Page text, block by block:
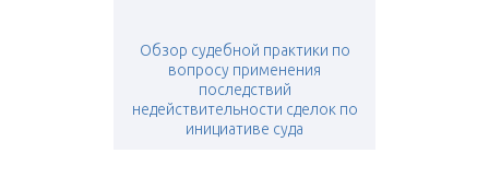
Обзор судебной практики по
вопросу применения
последствий
недействительности сделок по
инициативе суда